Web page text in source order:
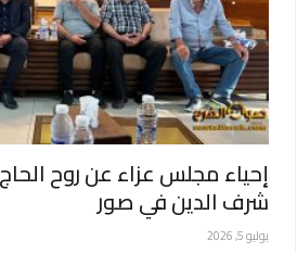
إحياء مجلس عزاء عن روح
شرف الدين في صور
يوليو 5, 2026